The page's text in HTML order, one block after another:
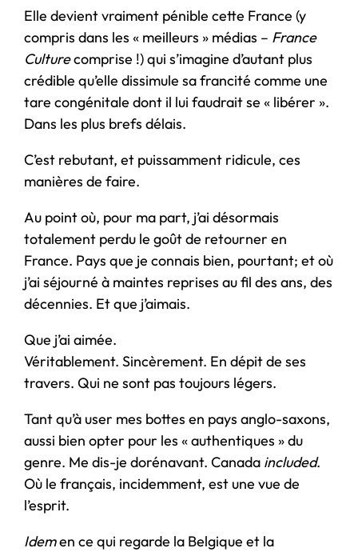
Elle devient vraiment pénible cette France (y
compris dans les « meilleurs » médias – France
Culturecomprise !) qui s’imagine d’autant plus
crédible qu’elle dissimule sa francité comme une
tare congénitale dont il lui faudrait se « libérer ».
Dans les plus brefs délais.
C’est rebutant, et puissamment ridicule, ces
manières de faire.
Au point où, pour ma part, j’ai désormais
totalement perdu le goût de retourner en
France. Pays que je connais bien, pourtant; et où
j’ai séjourné à maintes reprises au fil des ans, des
décennies. Et que j’aimais.
Que j’ai aimée.
Véritablement. Sincèrement. En dépit de ses
travers. Qui ne sont pas toujours légers.
Tant qu’à user mes bottes en pays anglo-saxons,
aussi bien opter pour les « authentiques » du
genre. Me dis-je dorénavant. Canada included.
Où le français, incidemment, est une vue de
l’esprit.
Idemen ce qui regarde la Belgique et la